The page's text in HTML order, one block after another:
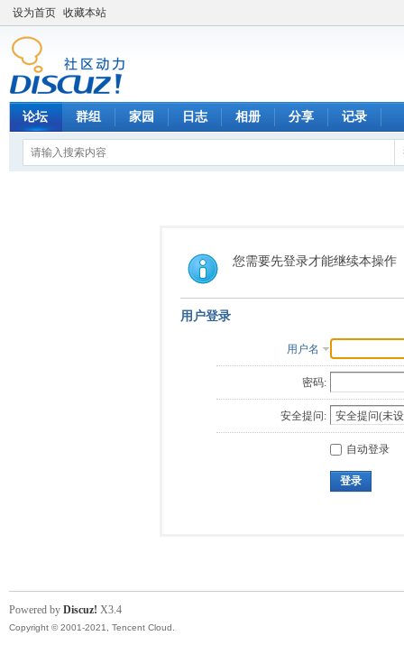
设为首页 收藏本站
论坛 群组 家园 日志 相册 分享 记录
您需要先登录才能继续本操作
用户登录
用户名
密码:
安全提问:
自动登录
登录
Powered by Discuz! X3.4
Copyright © 2001-2021, Tencent Cloud.